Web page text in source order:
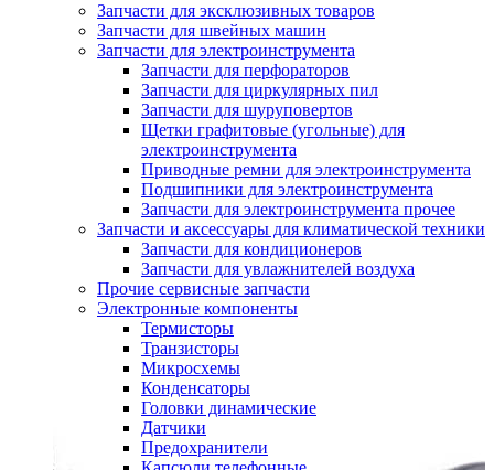
Запчасти для эксклюзивных товаров
Запчасти для швейных машин
Запчасти для электроинструмента
Запчасти для перфораторов
Запчасти для циркулярных пил
Запчасти для шуруповертов
Щетки графитовые (угольные) для
электроинструмента
Приводные ремни для электроинструмента
Подшипники для электроинструмента
Запчасти для электроинструмента прочее
Запчасти и аксессуары для климатической техники
Запчасти для кондиционеров
Запчасти для увлажнителей воздуха
Прочие сервисные запчасти
Электронные компоненты
Термисторы
Транзисторы
Микросхемы
Конденсаторы
Головки динамические
Датчики
Предохранители